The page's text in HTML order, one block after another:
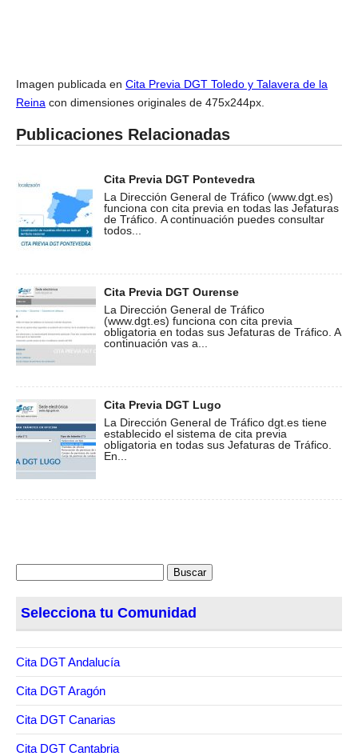
Imagen publicada en Cita Previa DGT Toledo y Talavera de la
Reina con dimensiones originales de 475x244px.
Publicaciones Relacionadas
Cita Previa DGT Pontevedra
La Dirección General de Tráfico (www.dgt.es)
funciona con cita previa en todas las Jefaturas
de Tráfico. A continuación puedes consultar
todos...
Cita Previa DGT Ourense
La Dirección General de Tráfico
(www.dgt.es) funciona con cita previa
obligatoria en todas sus Jefaturas de Tráfico. A
continuación vas a...
Cita Previa DGT Lugo
La Dirección General de Tráfico dgt.es tiene
establecido el sistema de cita previa
obligatoria en todas sus Jefaturas de Tráfico.
En...
Selecciona tu Comunidad
Cita DGT Andalucía
Cita DGT Aragón
Cita DGT Canarias
Cita DGT Cantabria